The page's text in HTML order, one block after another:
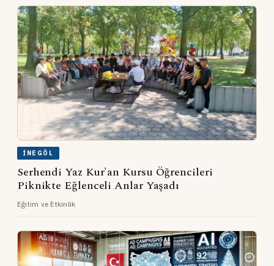
İNEGÖL
Serhendi Yaz Kur'an Kursu Öğrencileri
Piknikte Eğlenceli Anlar Yaşadı
Eğitim ve Etkinlik